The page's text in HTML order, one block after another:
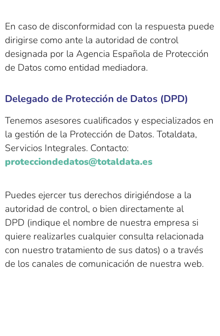
En caso de disconformidad con la respuesta puede
dirigirse como ante la autoridad de control
designada por la Agencia Española de Protección
de Datos como entidad mediadora.
Delegado de Protección de Datos (DPD)
Tenemos asesores cualificados y especializados en
la gestión de la Protección de Datos. Totaldata,
Servicios Integrales. Contacto:
protecciondedatos@totaldata.es
Puedes ejercer tus derechos dirigiéndose a la
autoridad de control, o bien directamente al
DPD (indique el nombre de nuestra empresa si
quiere realizarles cualquier consulta relacionada
con nuestro tratamiento de sus datos) o a través
de los canales de comunicación de nuestra web.